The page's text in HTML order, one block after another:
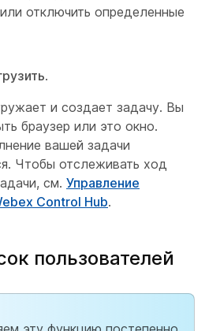
отключить определенные
.
и создает задачу. Вы
браузер или это окно.
вашей задачи
Чтобы отслеживать ход
см. Управление
Control Hub.
пользователей